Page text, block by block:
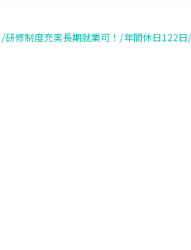
研修制度充実長期就業可！/年間休日122